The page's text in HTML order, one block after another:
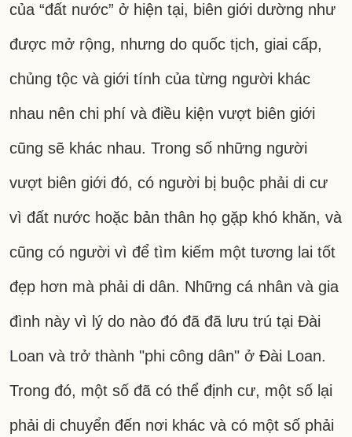
của “đất nước” ở hiện tại, biên giới dường như
được mở rộng, nhưng do quốc tịch, giai cấp,
chủng tộc và giới tính của từng người khác
nhau nên chi phí và điều kiện vượt biên giới
cũng sẽ khác nhau. Trong số những người
vượt biên giới đó, có người bị buộc phải di cư
vì đất nước hoặc bản thân họ gặp khó khăn, và
cũng có người vì để tìm kiếm một tương lai tốt
đẹp hơn mà phải di dân. Những cá nhân và gia
đình này vì lý do nào đó đã đã lưu trú tại Đài
Loan và trở thành "phi công dân" ở Đài Loan.
Trong đó, một số đã có thể định cư, một số lại
phải di chuyển đến nơi khác và có một số phải